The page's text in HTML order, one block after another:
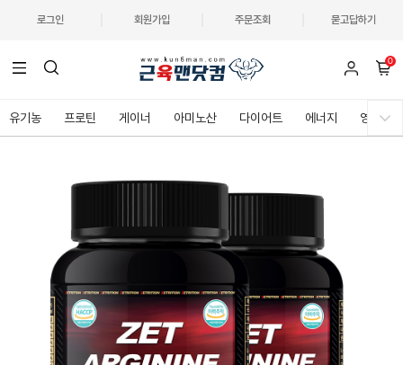
로그인 회원가입 주문조회 묻고답하기
0
유기농 프로틴 게이너 아미노산 다이어트 에너지 영양제